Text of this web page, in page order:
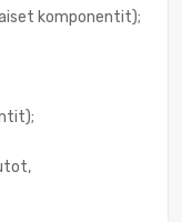
komponentit);